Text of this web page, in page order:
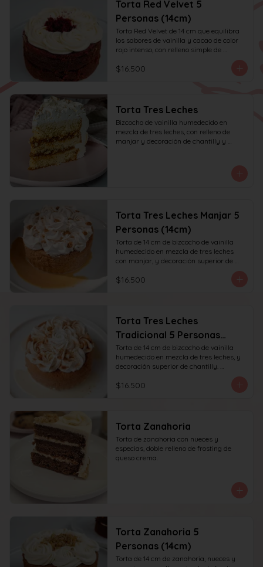
Torta Red Velvet 5
Personas (14cm)
Torta Red Velvet de 14 cm que equilibra
los sabores de vainilla y cacao de color
rojo intenso, con relleno simple de
solo en la parte superior. Recomendada
$16.500
Torta Tres Leches
Bizcocho de vainilla humedecido en
mezcla de tres leches, con relleno de
manjar y decoración de chantilly y
Torta Tres Leches Manjar 5
Personas (14cm)
Torta de 14 cm de bizcocho de vainilla
humedecido en mezcla de tres leches
con manjar, y decoración superior de
chantilly y manjar. recomendada para 6
personas.
$16.500
Torta Tres Leches
Tradicional 5 Personas
(14cm)
Torta de 14 cm de bizcocho de vainilla
humedecido en mezcla de tres leches, y
decoración superior de chantilly.
$16.500
Torta Zanahoria
Torta de zanahoria con nueces y
especias, doble relleno de frosting de
queso crema.
Torta Zanahoria 5
Personas (14cm)
Torta de 14 cm de zanahoria, nueces y